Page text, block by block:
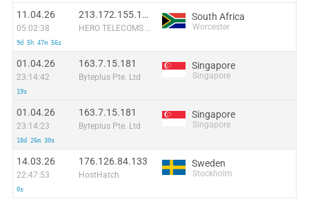
11.04.26
05:02:38
9d 5h 47m 56s
213.172.155.142
HERO TELECOMS (PTY) LTD
South Africa
Worcester
01.04.26
23:14:42
19s
163.7.15.181
Byteplus Pte. Ltd
Singapore
Singapore
01.04.26
23:14:23
18d 26m 30s
163.7.15.181
Byteplus Pte. Ltd
Singapore
Singapore
14.03.26
22:47:53
0s
176.126.84.133
HostHatch
Sweden
Stockholm